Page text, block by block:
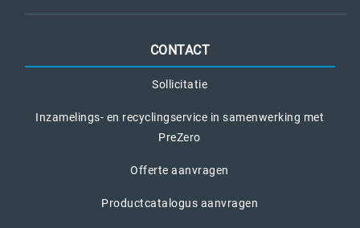
CONTACT
Sollicitatie
Inzamelings- en recyclingservice in samenwerking met
PreZero
Offerte aanvragen
Productcatalogus aanvragen